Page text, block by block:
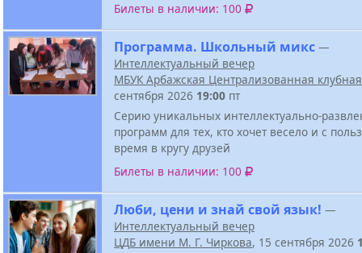
Билеты в наличии: 100
Программа. Школьный микс —
Интеллектуальный вечер
МБУК Арбажская Централизованная
сентября 2026 19:00 пт
Серию уникальных интеллектуально-
программ для тех, кто хочет весело и с
время в кругу друзей
Билеты в наличии: 100
Люби, цени и знай свой язык! —
Интеллектуальный вечер
ЦДБ имени М. Г. Чиркова, 15 сентября 2026